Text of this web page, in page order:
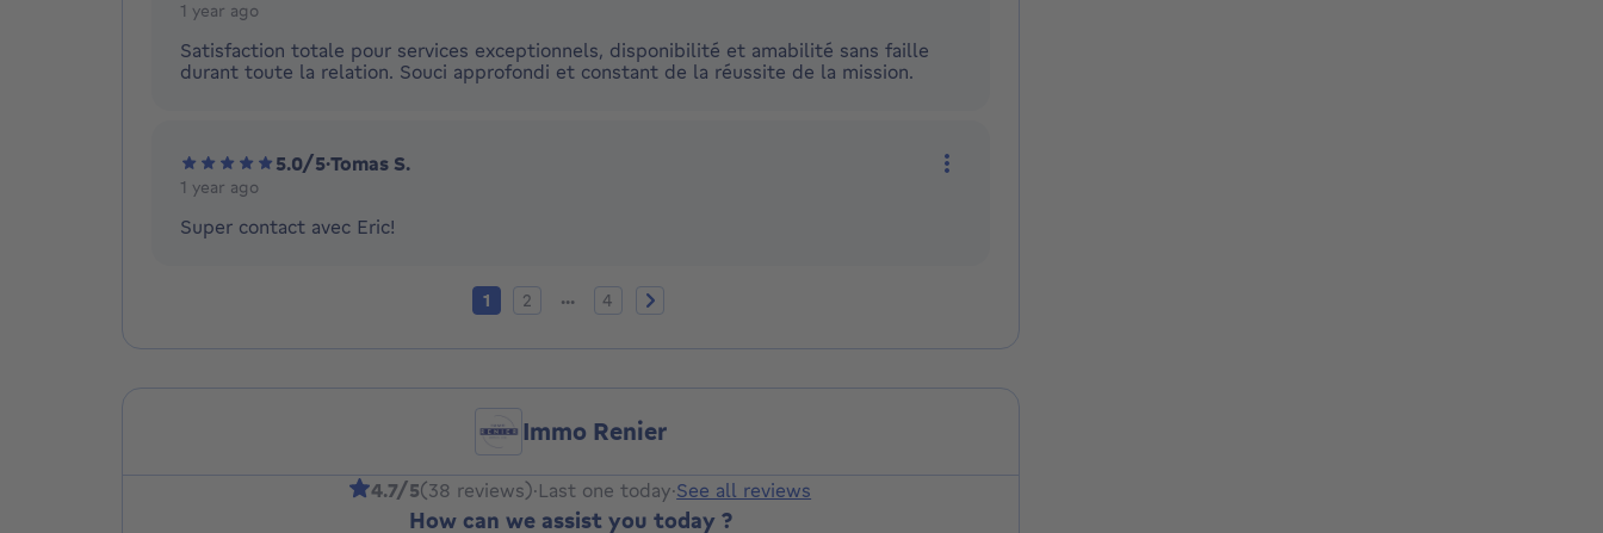
1 year ago
Satisfaction totale pour services exceptionnels, disponibilité et amabilité sans faille
durant toute la relation. Souci approfondi et constant de la réussite de la mission.
5.0/5·Tomas S.
1 year ago
Super contact avec Eric!
Current page
1 Page 2
2 ... Page 4
4 Next page
Immo Renier
4.7/5(38 reviews)·Last one today·See all reviews
How can we assist you today ?